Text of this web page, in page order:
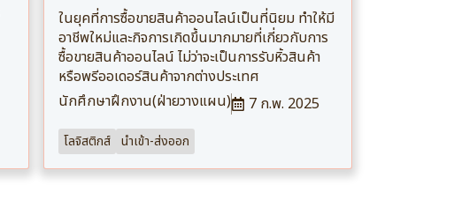
ในยุคที่การซื้อขายสินค้าออนไลน์เป็นที่นิยม ทำให้มี
อาชีพใหม่และกิจการเกิดขึ้นมากมายที่เกี่ยวกับการ
ซื้อขายสินค้าออนไลน์ ไม่ว่าจะเป็นการรับหิ้วสินค้า
หรือพรีออเดอร์สินค้าจากต่างประเทศ
นักศึกษาฝึกงาน(ฝ่ายวางแผน)
7 ก.พ. 2025
โลจิสติกส์ นำเข้า-ส่งออก